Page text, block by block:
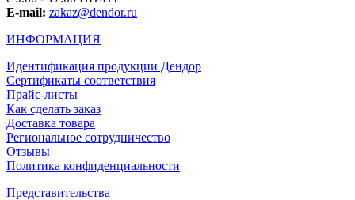
E-mail: zakaz@dendor.ru
ИНФОРМАЦИЯ
Идентификация продукции Дендор
Сертификаты соответствия
Прайс-листы
Как сделать заказ
Доставка товара
Региональное сотрудничество
Отзывы
Политика конфиденциальности
Представительства